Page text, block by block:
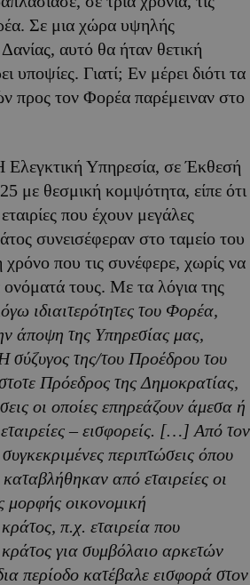
Σε μια χώρα υψηλής
αυτό θα ήταν θετική
υποψίες. Γιατί; Εν μέρει διότι τα
προς τον Φορέα παρέμειναν στο
Ελεγκτική Υπηρεσία, σε Έκθεσή
με θεσμική κομψότητα, είπε ότι
που έχουν μεγάλες
συνεισέφεραν στο ταμείο του
που τις συνέφερε, χωρίς να
ονόματά τους. Με τα λόγια της
ιδιαιτερότητες του Φορέα,
άποψη της Υπηρεσίας μας,
σύζυγος της/του Προέδρου του
Πρόεδρος της Δημοκρατίας,
οι οποίες επηρεάζουν άμεσα ή
εταιρείες – εισφορείς. […] Από τον
περιπτώσεις όπου
από εταιρείες οι
μορφής οικονομική
π.χ. εταιρεία που
για συμβόλαιο αρκετών
περίοδο κατέβαλε εισφορά στον